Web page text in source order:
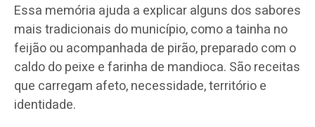
Essa memória ajuda a explicar alguns dos sabores
mais tradicionais do município, como a tainha no
feijão ou acompanhada de pirão, preparado com o
caldo do peixe e farinha de mandioca. São receitas
que carregam afeto, necessidade, território e
identidade.